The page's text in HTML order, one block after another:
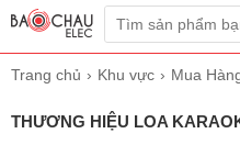
Trang chủ Khu vực Mua
THƯƠNG HIỆU LOA